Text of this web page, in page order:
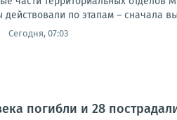
действовали по этапам – сначала
Сегодня, 07:03
погибли и 28